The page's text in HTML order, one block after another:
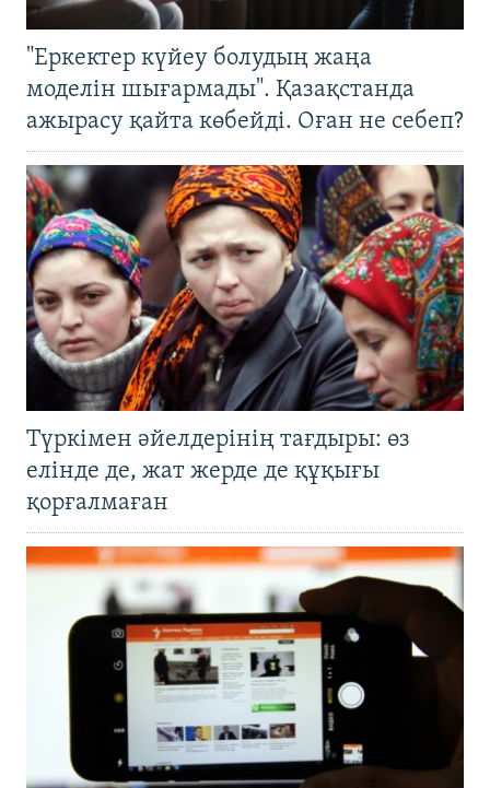
"Еркектер күйеу болудың жаңа
моделін шығармады". Қазақстанда
ажырасу қайта көбейді. Оған не себеп?
Түркімен әйелдерінің тағдыры: өз
елінде де, жат жерде де құқығы
қорғалмаған